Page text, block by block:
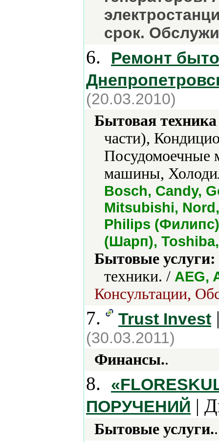
срок.
6.
Ремонт
(20.03.2010)
Бытовая
части),
машины,
Bosch, Candy,
Mitsubishi,
Philips
(Шарп),
Бытовые услуги:
техники. / AEG,
Консультации,
7. Trust Invest
(30.03.2011)
Финансы..
8.
ПОРУЧЕНИЙ |
Бытовые услуги..